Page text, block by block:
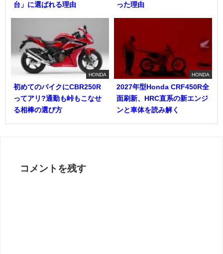
台」に選ばれる理由
った理由
HONDA
初めてのバイクにCBR250R
ってアリ?通勤も峠もこなせ
る相棒の選び方
HONDA
2027年型Honda CRF450R全
面刷新、HRC直系の新エンジ
ンと車体を読み解く
コメントを残す